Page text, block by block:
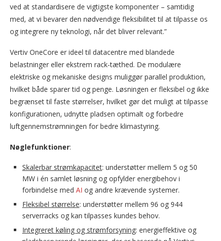
ved at standardisere de vigtigste komponenter – samtidig
med, at vi bevarer den nødvendige fleksibilitet til at tilpasse os
og integrere ny teknologi, når det bliver relevant.”
Vertiv OneCore er ideel til datacentre med blandede
belastninger eller ekstrem rack-tæthed. De modulære
elektriske og mekaniske designs muliggør parallel produktion,
hvilket både sparer tid og penge. Løsningen er fleksibel og ikke
begrænset til faste størrelser, hvilket gør det muligt at tilpasse
konfigurationen, udnytte pladsen optimalt og forbedre
luftgennemstrømningen for bedre klimastyring.
Nøglefunktioner:
Skalerbar strømkapacitet: understøtter mellem 5 og 50
MW i én samlet løsning og opfylder energibehov i
forbindelse med AI og andre krævende systemer.
Fleksibel størrelse: understøtter mellem 96 og 944
serverracks og kan tilpasses kundes behov.
Integreret køling og strømforsyning: energieffektive og